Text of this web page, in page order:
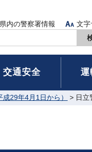
内の警察署情報 文字
交通安全 運
29年4月1日から） > 日立